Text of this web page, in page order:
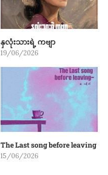
နှလုံးသားရဲ့ ကဗျာ
19/06/2026
The Last song before leaving
15/06/2026